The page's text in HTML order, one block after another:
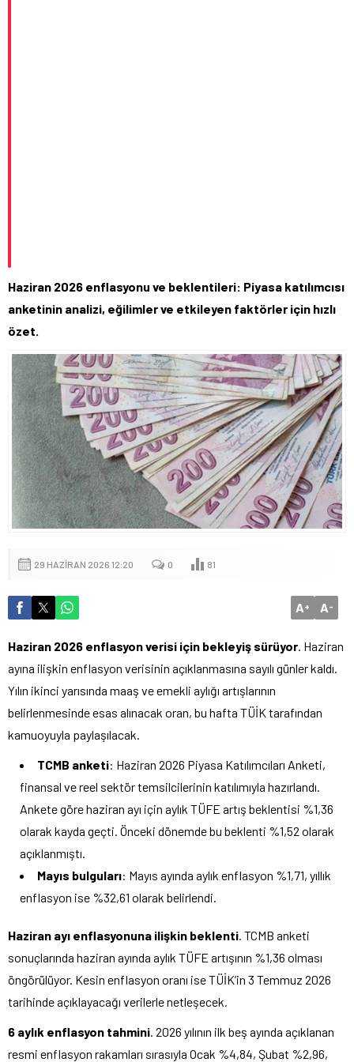
Haziran 2026 enflasyonu ve beklentileri: Piyasa katılımcısı
anketinin analizi, eğilimler ve etkileyen faktörler için hızlı
özet.
29 HAZIRAN 2026 12:20 0 81
A+ A-
Haziran 2026 enflasyon verisi için bekleyiş sürüyor. Haziran
ayına ilişkin enflasyon verisinin açıklanmasına sayılı günler kaldı.
Yılın ikinci yarısında maaş ve emekli aylığı artışlarının
belirlenmesinde esas alınacak oran, bu hafta TÜİK tarafından
kamuoyuyla paylaşılacak.
TCMB anketi: Haziran 2026 Piyasa Katılımcıları Anketi,
finansal ve reel sektör temsilcilerinin katılımıyla hazırlandı.
Ankete göre haziran ayı için aylık TÜFE artış beklentisi %1,36
olarak kayda geçti. Önceki dönemde bu beklenti %1,52 olarak
açıklanmıştı.
Mayıs bulguları: Mayıs ayında aylık enflasyon %1,71, yıllık
enflasyon ise %32,61 olarak belirlendi.
Haziran ayı enflasyonuna ilişkin beklenti. TCMB anketi
sonuçlarında haziran ayında aylık TÜFE artışının %1,36 olması
öngörülüyor. Kesin enflasyon oranı ise TÜİK’in 3 Temmuz 2026
tarihinde açıklayacağı verilerle netleşecek.
6 aylık enflasyon tahmini. 2026 yılının ilk beş ayında açıklanan
resmi enflasyon rakamları sırasıyla Ocak %4,84, Şubat %2,96,